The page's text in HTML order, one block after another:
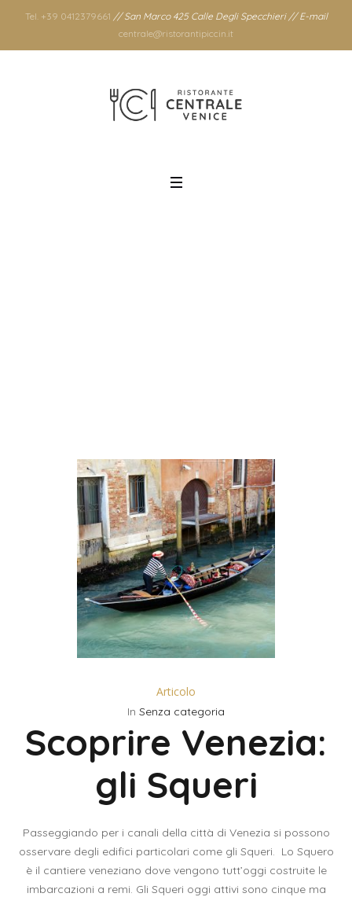
Tel. +39 0412379661 // San Marco 425 Calle Degli Specchieri // E-mail
centrale@ristorantipiccin.it
Articolo
In Senza categoria
Scoprire Venezia:
gli Squeri
Passeggiando per i canali della città di Venezia si possono
osservare degli edifici particolari come gli Squeri. Lo Squero
è il cantiere veneziano dove vengono tutt’oggi costruite le
imbarcazioni a remi. Gli Squeri oggi attivi sono cinque ma